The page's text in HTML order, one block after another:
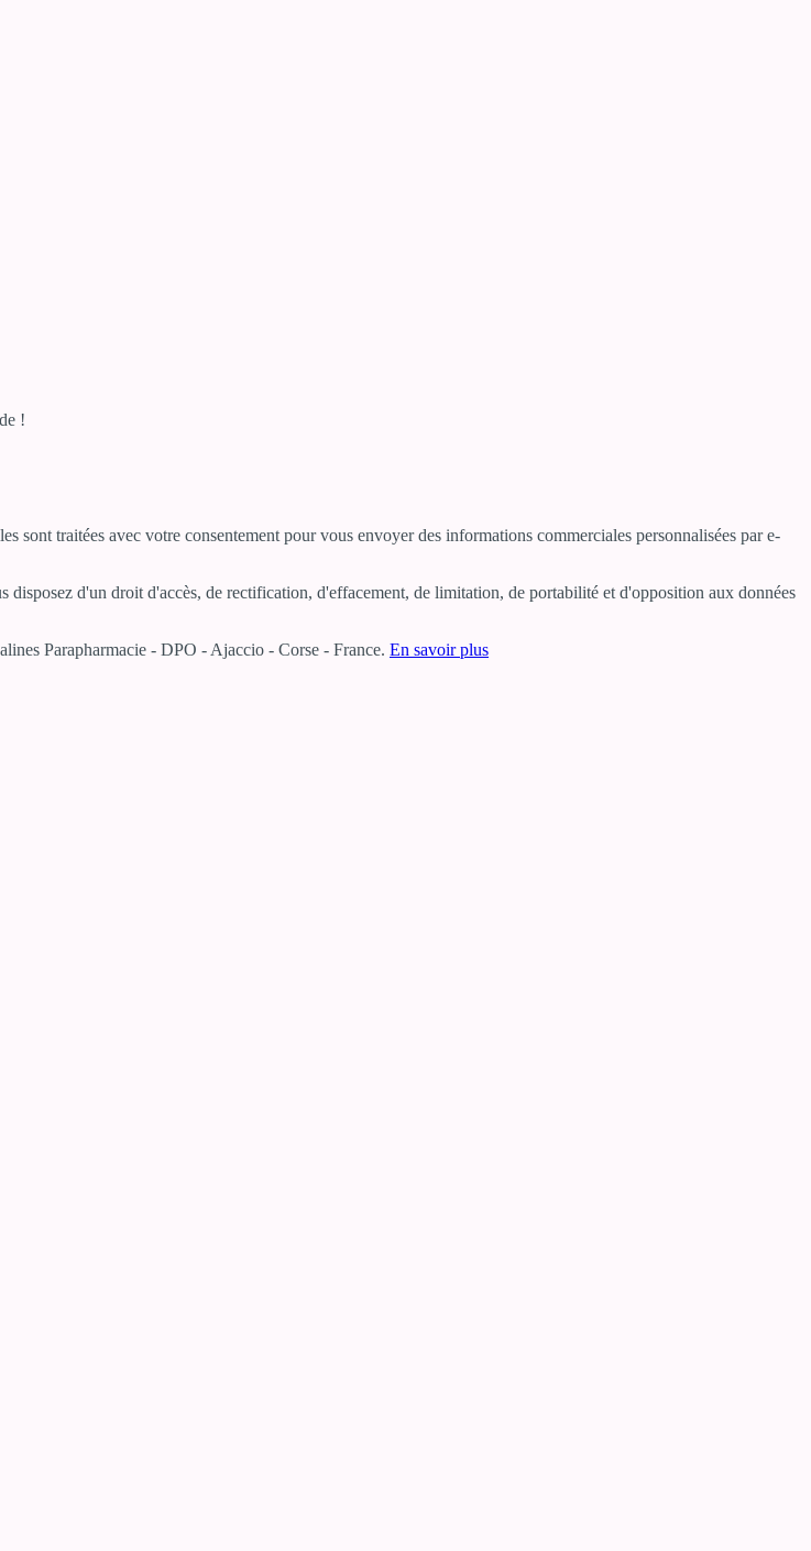
!
sont traitées avec votre consentement pour vous envoyer des informations commerciales personnalisées par e-
disposez d'un droit d'accès, de rectification, d'effacement, de limitation, de portabilité et d'opposition aux données
Parapharmacie - DPO - Ajaccio - Corse - France. En savoir plus